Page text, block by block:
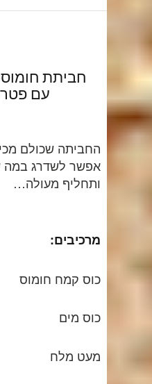
חביתת
עם
החביתה שכולם
אפשר לשדרג במה
ותחליף מעולה…
מרכיבים:
כוס קמח חומוס
כוס מים
מעט מלח